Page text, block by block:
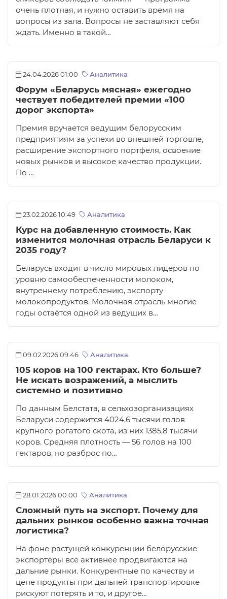
очень плотная, и нужно оставить время на
вопросы из зала. Вопросы не заставляют себя
ждать. Именно в такой…
24.04.2026 01:00 Аналитика
Форум «Беларусь мясная» ежегодно
чествует победителей премии «100
дорог экспорта»
Премия вручается ведущим белорусским
предприятиям за успехи во внешней торговле,
расширение экспортного портфеля, освоение
новых рынков и высокое качество продукции.
По …
23.02.2026 10:49 Аналитика
Курс на добавленную стоимость. Как
изменится молочная отрасль Беларуси к
2035 году?
Беларусь входит в число мировых лидеров по
уровню самообеспеченности молоком,
внутреннему потреблению, экспорту
молокопродуктов. Молочная отрасль многие
годы остаётся одной из ведущих в…
09.02.2026 09:46 Аналитика
105 коров на 100 гектарах. Кто больше?
Не искать возражений, а мыслить
системно и позитивно
По данным Белстата, в сельхозорганизациях
Беларуси содержится 4024,6 тысячи голов
крупного рогатого скота, из них 1385,8 тысячи
коров. Средняя плотность — 56 голов на 100
гектаров, но разброс по…
28.01.2026 00:00 Аналитика
Сложный путь на экспорт. Почему для
дальних рынков особенно важна точная
логистика?
На фоне растущей конкуренции белорусские
экспортёры всё активнее продвигаются на
дальние рынки. Конкурентные по качеству и
цене продукты при дальней транспортировке
рискуют потерять и то, и другое…